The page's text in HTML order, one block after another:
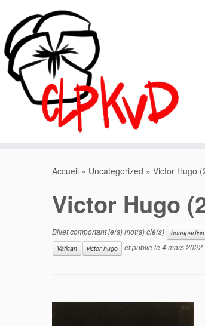
contenu
Accueil » Uncategorized » Victor Hugo
Victor Hugo
Billet comportant le(s) mot(s) clé(s)
Vatican
victor hugo et publié le4 mars 2022